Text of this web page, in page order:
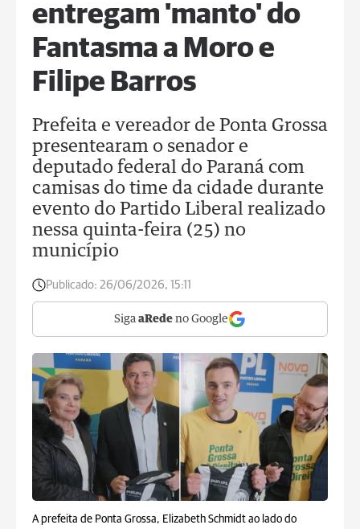
entregam 'manto' do
Fantasma a Moro e
Filipe Barros
Prefeita e vereador de Ponta Grossa
presentearam o senador e
deputado federal do Paraná com
camisas do time da cidade durante
evento do Partido Liberal realizado
nessa quinta-feira (25) no
município
Publicado: 26/06/2026, 15:11
Siga aRede no Google
A prefeita de Ponta Grossa, Elizabeth Schmidt ao lado do